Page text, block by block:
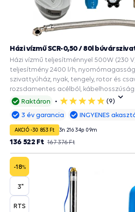
Raktáron
5
csillag
(9)
Házi vízmű SCR-0,50 / 80l
Házi vízmű teljesítménnyel 500W (230
teljesítmény 2400 l/h,
szivattyúház, nyak, tengely, rotor és
rozsdamentes acélból,
80L acélból készült, EPDM ivóvíz
3 év garancia
INGYENES
AKCIÓ -30 853 Ft 3n 21ó 34p 08m
167 376 Ft
136 522 Ft
-18%
3"
RTS